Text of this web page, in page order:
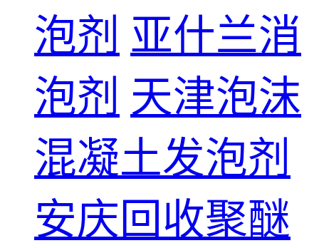
泡剂 亚什兰消
泡剂 天津泡沫
混凝土发泡剂
安庆回收聚醚